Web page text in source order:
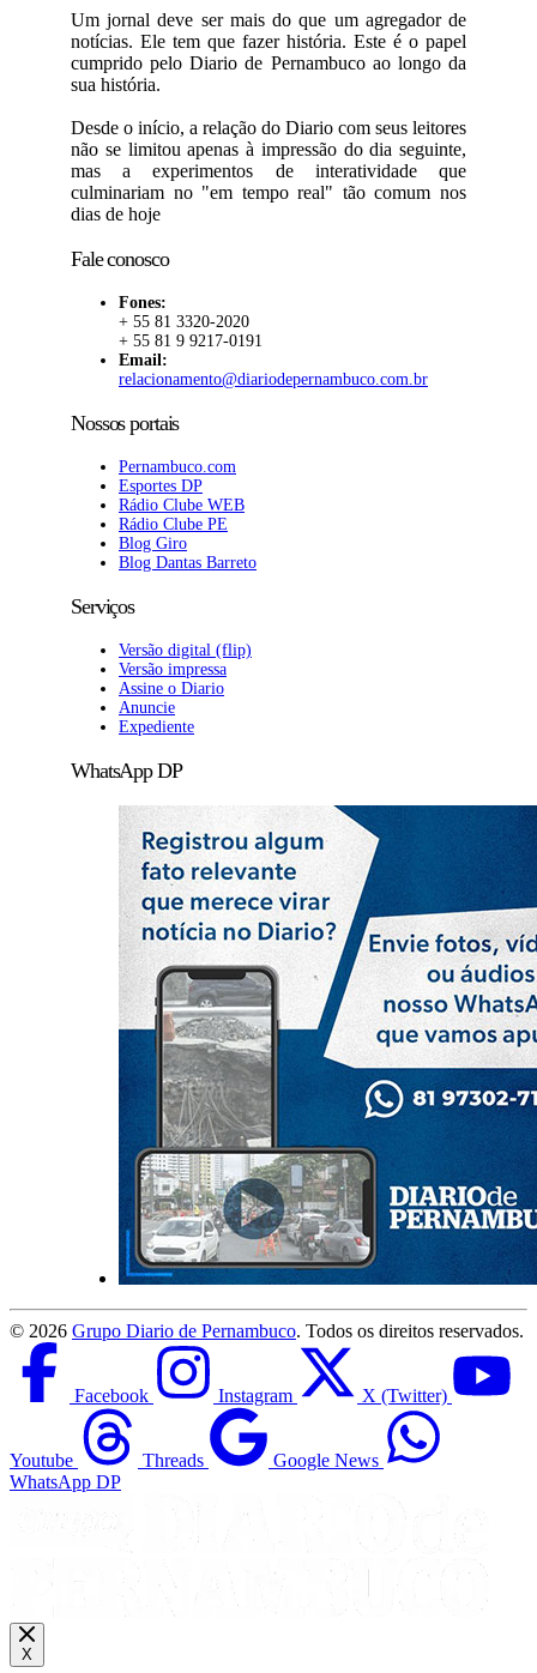
Um jornal deve ser mais do que um agregador de
notícias. Ele tem que fazer história. Este é o papel
cumprido pelo Diario de Pernambuco ao longo da
sua história.
Desde o início, a relação do Diario com seus leitores
não se limitou apenas à impressão do dia seguinte,
mas a experimentos de interatividade que
culminariam no "em tempo real" tão comum nos
dias de hoje
Fale conosco
Fones:
+ 55 81 3320-2020
+ 55 81 9 9217-0191
Email:
relacionamento@diariodepernambuco.com.br
Nossos portais
Pernambuco.com
Esportes DP
Rádio Clube WEB
Rádio Clube PE
Blog Giro
Blog Dantas Barreto
Serviços
Versão digital (flip)
Versão impressa
Assine o Diario
Anuncie
Expediente
WhatsApp DP
© 2026 Grupo Diario de Pernambuco. Todos os direitos reservados.
Facebook Instagram X (Twitter)
Youtube Threads
Google News
WhatsApp DP
X